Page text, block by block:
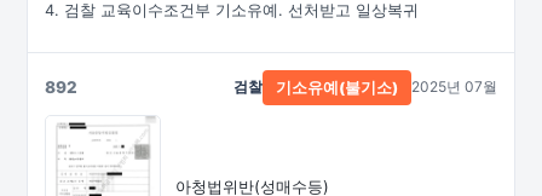
검찰 교육이수조건부 기소유예. 선처받고 일상복귀
892
아청법위반(성매수등)
검찰 기소유예(불기소) 2025년 07월